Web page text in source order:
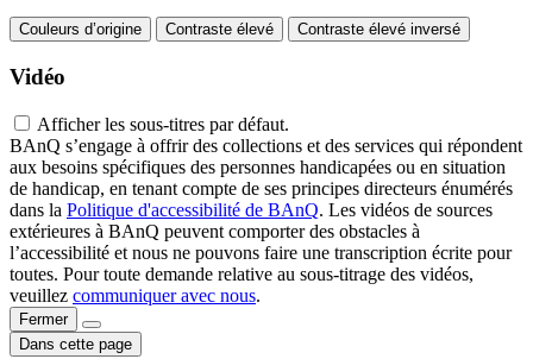
Couleurs d’origine Contraste élevé Contraste élevé inversé
Vidéo
Afficher les sous-titres par défaut.
BAnQ s’engage à offrir des collections et des services qui répondent
aux besoins spécifiques des personnes handicapées ou en situation
de handicap, en tenant compte de ses principes directeurs énumérés
dans la Politique d'accessibilité de BAnQ. Les vidéos de sources
extérieures à BAnQ peuvent comporter des obstacles à
l’accessibilité et nous ne pouvons faire une transcription écrite pour
toutes. Pour toute demande relative au sous-titrage des vidéos,
veuillez communiquer avec nous.
Fermer
Dans cette page